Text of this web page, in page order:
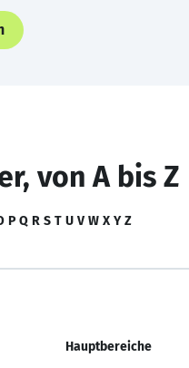
von A bis Z
P Q R S T U V W X Y Z
Hauptbereiche